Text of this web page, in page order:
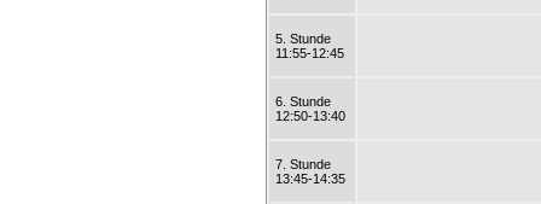
5. Stunde
11:55-12:45
6. Stunde
12:50-13:40
7. Stunde
13:45-14:35